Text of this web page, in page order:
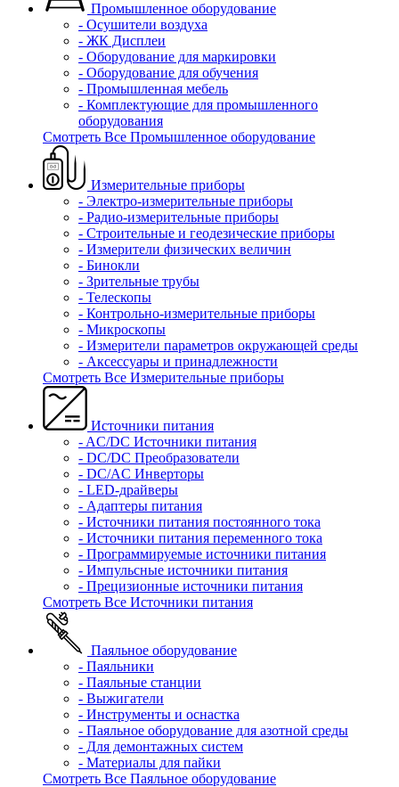
Промышленное оборудование
- Осушители воздуха
- ЖК Дисплеи
- Оборудование для маркировки
- Оборудование для обучения
- Промышленная мебель
- Комплектующие для промышленного
оборудования
Смотреть Все Промышленное оборудование
Измерительные приборы
- Электро-измерительные приборы
- Радио-измерительные приборы
- Строительные и геодезические приборы
- Измерители физических величин
- Бинокли
- Зрительные трубы
- Телескопы
- Контрольно-измерительные приборы
- Микроскопы
- Измерители параметров окружающей среды
- Аксессуары и принадлежности
Смотреть Все Измерительные приборы
Источники питания
- AC/DC Источники питания
- DC/DC Преобразователи
- DC/AC Инверторы
- LED-драйверы
- Адаптеры питания
- Источники питания постоянного тока
- Источники питания переменного тока
- Программируемые источники питания
- Импульсные источники питания
- Прецизионные источники питания
Смотреть Все Источники питания
Паяльное оборудование
- Паяльники
- Паяльные станции
- Выжигатели
- Инструменты и оснастка
- Паяльное оборудование для азотной среды
- Для демонтажных систем
- Материалы для пайки
Смотреть Все Паяльное оборудование